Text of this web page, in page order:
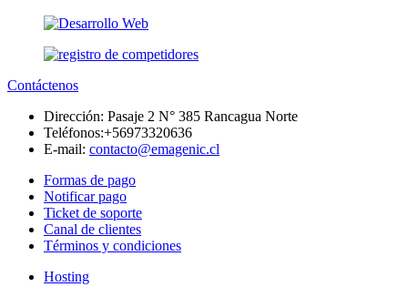
Contáctenos
Dirección: Pasaje 2 N° 385 Rancagua Norte
Teléfonos:+56973320636
E-mail: contacto@emagenic.cl
Formas de pago
Notificar pago
Ticket de soporte
Canal de clientes
Términos y condiciones
Hosting